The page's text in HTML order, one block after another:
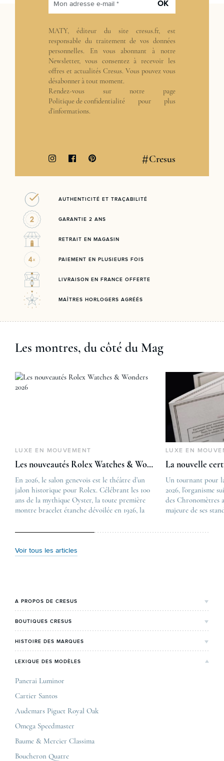
Mon adresse e-mail * OK
MATY, éditeur du site cresus.fr, est
responsable du traitement de vos données
personnelles. En vous abonnant à notre
Newsletter, vous consentez à recevoir les
offres et actualités Cresus. Vous pouvez vous
désabonner à tout moment.
Rendez-vous sur notre page
Politique de confidentialité pour plus
d’informations.
#Cresus
AUTHENTICITÉ ET TRAÇABILITÉ
GARANTIE 2 ANS
RETRAIT EN MAGASIN
PAIEMENT EN PLUSIEURS FOIS
LIVRAISON EN FRANCE OFFERTE
MAÎTRES HORLOGERS AGRÉÉS
Les montres, du côté du Mag
Voir tous les articles
LUXE EN MOUVEMENT
Les nouveautés Rolex Watches & Wonders 2026
En 2026, le salon genevois est le théâtre d’un
jalon historique pour Rolex. Célébrant les 100
ans de la mythique Oyster, la toute première
montre bracelet étanche dévoilée en 1926, la
commémorative alliant héritage patrimonial et
métallurgique à la réinterprétation esthétique
The post
Les nouveautés
first appeared on
Lovetime
LUXE EN
La nouvelle
Un tournant pour
2026, l’organisme
des Chronomètres
majeure de ses
Chronometer”,
A PROPOS DE CRESUS
L'Histoire de Cresus
Notre expertise
On parle de nous
Carrières
Conditions générales de vente
Mentions légales
Politique de confidentialité
Plan du site
BOUTIQUES CRESUS
Lyon
Corner Maty Nantes
Corner Maty Strasbourg
Corner Maty Toulouse
Corner Maty Besançon Kennedy
HISTOIRE DES MARQUES
Rolex
Omega
IWC
LEXIQUE DES MODÈLES
Panerai Luminor
Cartier Santos
Audemars Piguet Royal Oak
Omega Speedmaster
Baume & Mercier Classima
Boucheron Quatre